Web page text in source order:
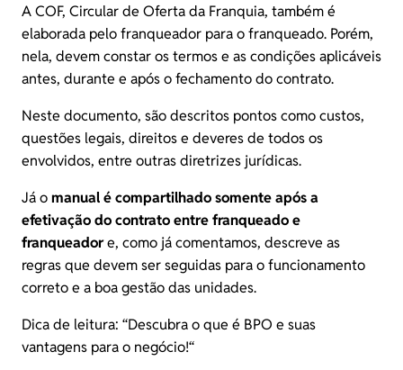
A COF, Circular de Oferta da Franquia, também é
elaborada pelo franqueador para o franqueado. Porém,
nela, devem constar os termos e as condições aplicáveis
antes, durante e após o fechamento do contrato.
Neste documento, são descritos pontos como custos,
questões legais, direitos e deveres de todos os
envolvidos, entre outras diretrizes jurídicas.
Já omanual é compartilhado somente após a
efetivação do contrato entre franqueado e
franqueadore, como já comentamos, descreve as
regras que devem ser seguidas para o funcionamento
correto e a boa gestão das unidades.
Dica de leitura: “Descubra o que é BPO e suas
vantagens para o negócio!“